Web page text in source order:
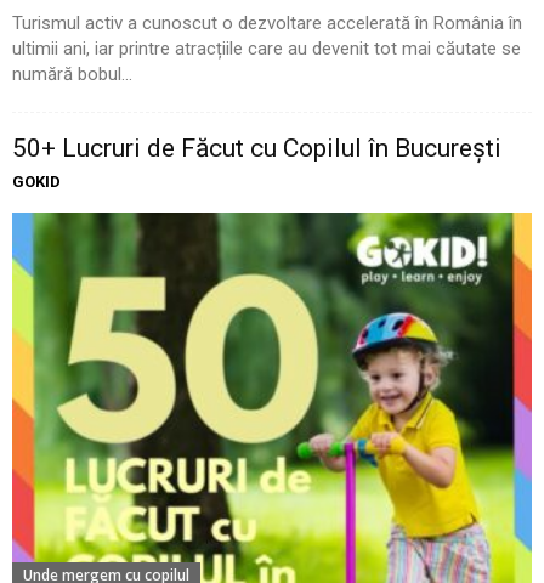
Turismul activ a cunoscut o dezvoltare accelerată în România în
ultimii ani, iar printre atracțiile care au devenit tot mai căutate se
numără bobul...
50+ Lucruri de Făcut cu Copilul în București
GOKID
Unde mergem cu copilul